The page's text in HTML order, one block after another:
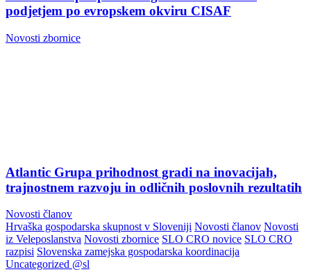
podjetjem po evropskem okviru CISAF
Novosti zbornice
Atlantic Grupa prihodnost gradi na inovacijah,
trajnostnem razvoju in odličnih poslovnih rezultatih
Novosti članov
Hrvaška gospodarska skupnost v Sloveniji Novosti članov Novosti
iz Veleposlanstva Novosti zbornice SLO CRO novice SLO CRO
razpisi Slovenska zamejska gospodarska koordinacija
Uncategorized @sl